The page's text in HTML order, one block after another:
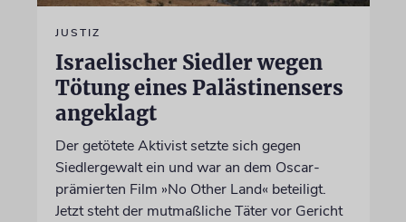
JUSTIZ
Israelischer Siedler wegen
Tötung eines Palästinensers
angeklagt
Der getötete Aktivist setzte sich gegen
Siedlergewalt ein und war an dem Oscar-
prämierten Film »No Other Land« beteiligt.
Jetzt steht der mutmaßliche Täter vor Gericht